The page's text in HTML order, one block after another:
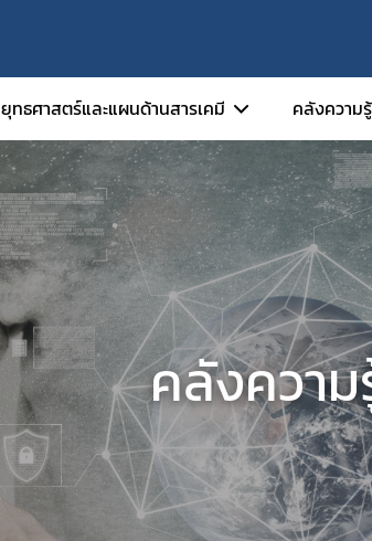
ยุทธศาสตร์และแผนด้านสารเคมี
ยุทธศาสตร์ด้านสารเคมี
แผนด้านการจัดการสารเคมี
แผนฉบับที่ 3 (พ.ศ. 2550-2554)
แผนฉบับที่ 4 (พ.ศ. 2555-2564)
แผนแม่บทการจัดการสารเคมี (พ.ศ. 2562-
กลไกการขับเคลื่อน
คณะกรรมการแห่งชาติว่าด้วย การพัฒนา
ยุทธศาสตร์การจัดการสารเคมี
อนุกรรมการประสานนโยบาย
อนุกรรมการพัฒนากฎหมายสารเคมี
คลังความรู้
โครง
กา
กา
ประชุ
กา
คู่มือ
คู่มือ
แน
แผ่
ฐานข้
คลังควา